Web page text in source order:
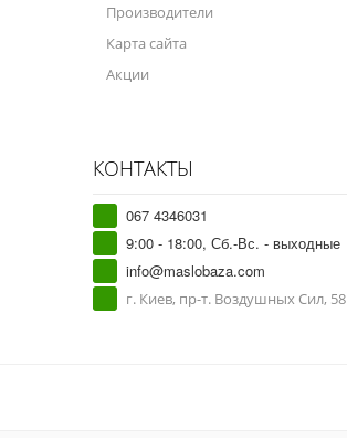
Производители
Карта сайта
Акции
КОНТАКТЫ
067 4346031
9:00 - 18:00, Сб.-Вс. - выходные
info@maslobaza.com
г. Киев, пр-т. Воздушных Сил, 58